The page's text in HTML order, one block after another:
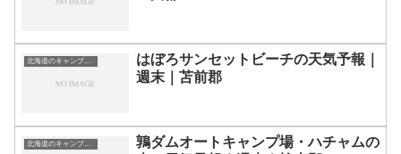
北海道のキャンプ場一覧
はぼろサンセットビーチの天気予報｜
週末｜苫前郡
北海道のキャンプ場一覧
鶉ダムオートキャンプ場・ハチャムの